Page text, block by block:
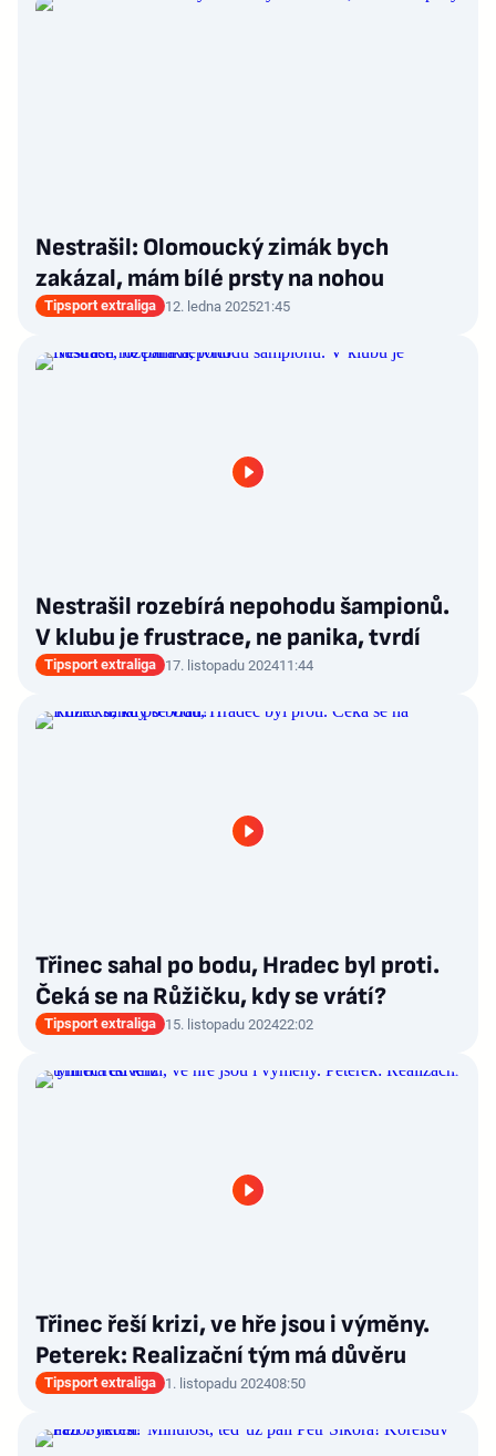
Nestrašil: Olomoucký zimák bych
zakázal, mám bílé prsty na nohou
Tipsport extraliga 12. ledna 202521:45
Nestrašil rozebírá nepohodu šampionů.
V klubu je frustrace, ne panika, tvrdí
Tipsport extraliga 17. listopadu 202411:44
Třinec sahal po bodu, Hradec byl proti.
Čeká se na Růžičku, kdy se vrátí?
Tipsport extraliga 15. listopadu 202422:02
Třinec řeší krizi, ve hře jsou i výměny.
Peterek: Realizační tým má důvěru
Tipsport extraliga 1. listopadu 202408:50